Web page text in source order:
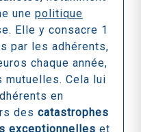
une politique
Elle y consacre 1
par les adhérents,
chaque année,
mutuelles. Cela lui
en
des catastrophes
exceptionnelles et